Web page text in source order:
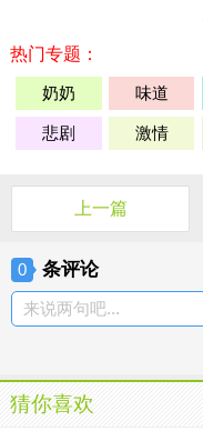
热门专题：
奶奶 味道
悲剧 激情
上一篇
0 条评论
来说两句吧...
猜你喜欢